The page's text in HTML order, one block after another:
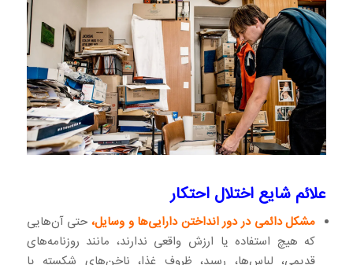
علائم شایع اختلال احتکار
مشکل دائمی در دور انداختن دارایی‌ها و وسایل، حتی آن‌هایی
که هیچ استفاده یا ارزش واقعی ندارند، مانند روزنامه‌های